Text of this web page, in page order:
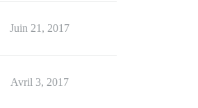
Juin 21, 2017
Avril 3, 2017